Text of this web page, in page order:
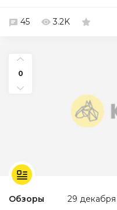
45 3.2K
0
Обзоры 29 декабря